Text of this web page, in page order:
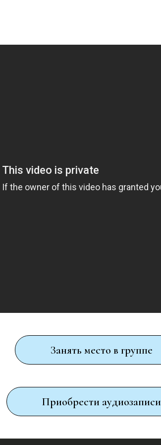
Занять место в группе
Приобрести аудиозаписи